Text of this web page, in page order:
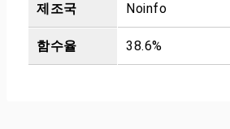
제조국 Noinfo
함수율 38.6%